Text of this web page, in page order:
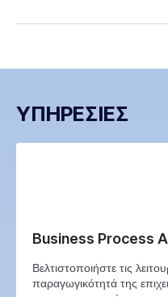
ΥΠΗΡΕΣΙΕΣ
Business Process
Βελτιστοποιήστε τις
παραγωγικότητά της